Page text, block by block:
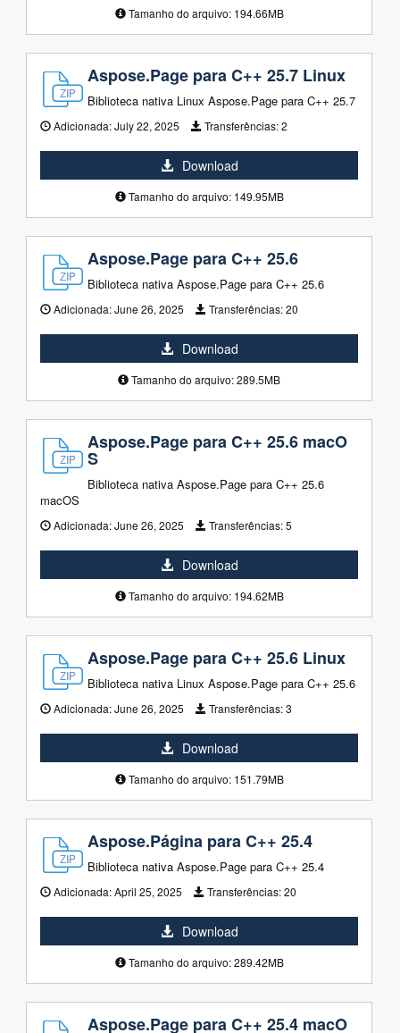
Tamanho do arquivo: 194.66MB
Aspose.Page para C++ 25.7 Linux
Biblioteca nativa Linux Aspose.Page para C++ 25.7
Adicionada:July 22, 2025 Transferências:2
Download
Tamanho do arquivo: 149.95MB
Aspose.Page para C++ 25.6
Biblioteca nativa Aspose.Page para C++ 25.6
Adicionada:June 26, 2025 Transferências:20
Download
Tamanho do arquivo: 289.5MB
Aspose.Page para C++ 25.6 macO
S
Biblioteca nativa Aspose.Page para C++ 25.6
macOS
Adicionada:June 26, 2025 Transferências:5
Download
Tamanho do arquivo: 194.62MB
Aspose.Page para C++ 25.6 Linux
Biblioteca nativa Linux Aspose.Page para C++ 25.6
Adicionada:June 26, 2025 Transferências:3
Download
Tamanho do arquivo: 151.79MB
Aspose.Página para C++ 25.4
Biblioteca nativa Aspose.Page para C++ 25.4
Adicionada:April 25, 2025 Transferências:20
Download
Tamanho do arquivo: 289.42MB
Aspose.Page para C++ 25.4 macO